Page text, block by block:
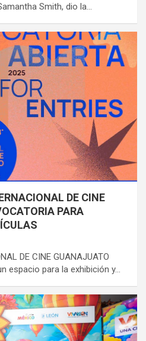
Smith, dio la…
DE CINE
PARA
DE CINE GUANAJUATO
espacio para la exhibición y…